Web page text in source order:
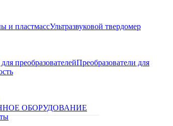
и пластмассУльтразвуковой твердомер
преобразователейПреобразователи для
ОБОРУДОВАНИЕ